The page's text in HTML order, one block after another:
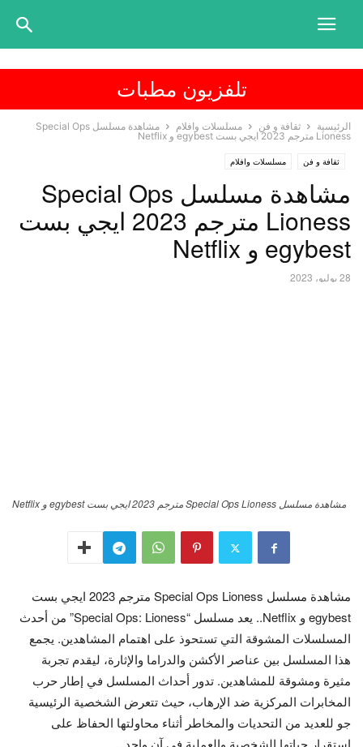
تلفزيون مطبات
الرئيسية ثقافة و فن مسلسلات وافلام
مشاهدة مسلسل Special Ops
Lioness مترجم 2023 ايجي بست egybest و Netflix
ثقافة و فن مسلسلات وافلام
مشاهدة مسلسل Special Ops
Lioness مترجم 2023 ايجي بست
egybest و Netflix
28 يوليو، 2023
مشاهدة مسلسل Special Ops Lioness مترجم 2023 ايجي بست egybest و Netflix
مشاهدة مسلسل Special Ops Lioness مترجم 2023 ايجي بست
egybest و Netflix.. يعد مسلسل “Special Ops: Lioness” من أحدث
المسلسلات المشوقة التي تستحوذ على اهتمام المشاهدين. يجمع
هذا المسلسل بين عناصر الأكشن والدراما والإثارة، ليقدم تجربة
مثيرة ومشوقة للمشاهدين. تدور أحداث المسلسل في إطار حرب
المخابرات المركزية ضد الإرهاب، حيث تتعرض الشخصية الرئيسية
جو للعديد من التحديات والمخاطر أثناء محاولتها الحفاظ على
استقرار حياتها الشخصية والعملية في آن واحد.